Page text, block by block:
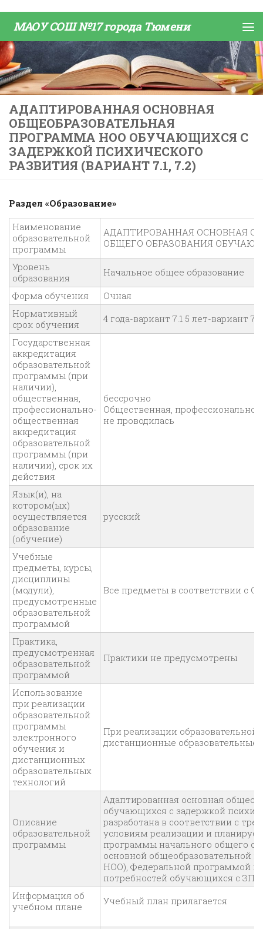
МАОУ СОШ №17 города Тюмени
АДАПТИРОВАННАЯ ОСНОВНАЯ
ОБЩЕОБРАЗОВАТЕЛЬНАЯ
ПРОГРАММА НОО ОБУЧАЮЩИХСЯ С
ЗАДЕРЖКОЙ ПСИХИЧЕСКОГО
РАЗВИТИЯ (ВАРИАНТ 7.1, 7.2)
Раздел «Образование»
Наименование
образовательной
программы
АДАПТИРОВАННАЯ ОСНОВНАЯ
ОБЩЕГО ОБРАЗОВАНИЯ
Уровень
образования
Начальное общее образование
Форма обучения
Очная
Нормативный
срок обучения
4 года-вариант 7.1 5 лет-вариант 7.2
Государственная
аккредитация
образовательной
программы (при
наличии),
общественная,
профессионально-
общественная
аккредитация
образовательной
программы (при
наличии), срок их
действия
бессрочно
Общественная,
не проводилась
Язык(и), на
котором(ых)
осуществляется
образование
(обучение)
русский
Учебные
предметы, курсы,
дисциплины
(модули),
предусмотренные
образовательной
программой
Все предметы в соответствии с
Практика,
предусмотренная
образовательной
программой
Практики не предусмотрены
Использование
при реализации
образовательной
программы
электронного
обучения и
дистанционных
образовательных
технологий
При реализации
дистанционные образовательные
Описание
образовательной
программы
Адаптированная основная
обучающихся с задержкой
разработана в соответствии с
условиям реализации и
программы начального общего
основной общеобразовательной
НОО), Федеральной программой
потребностей обучающихся с
Информация об
учебном плане
Учебный план прилагается